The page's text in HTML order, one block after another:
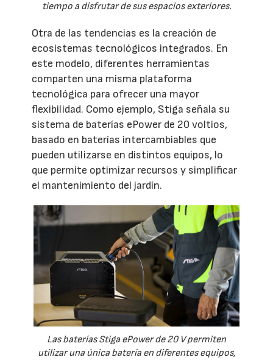
tiempo a disfrutar de sus espacios exteriores.
Otra de las tendencias es la creación de
ecosistemas tecnológicos integrados. En
este modelo, diferentes herramientas
comparten una misma plataforma
tecnológica para ofrecer una mayor
flexibilidad. Como ejemplo, Stiga señala su
sistema de baterías ePower de 20 voltios,
basado en baterías intercambiables que
pueden utilizarse en distintos equipos, lo
que permite optimizar recursos y simplificar
el mantenimiento del jardín.
Las baterías Stiga ePower de 20 V permiten
utilizar una única batería en diferentes equipos,